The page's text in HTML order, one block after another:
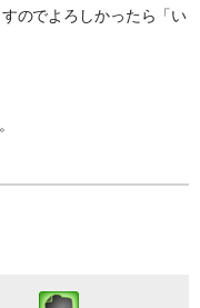
のでよろしかったら「い